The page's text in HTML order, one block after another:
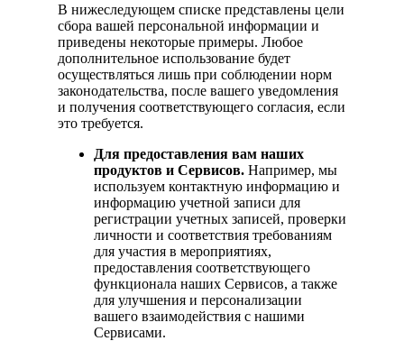
В нижеследующем списке представлены цели
сбора вашей персональной информации и
приведены некоторые примеры. Любое
дополнительное использование будет
осуществляться лишь при соблюдении норм
законодательства, после вашего уведомления
и получения соответствующего согласия, если
это требуется.
Для предоставления вам наших
продуктов и Сервисов. Например, мы
используем контактную информацию и
информацию учетной записи для
регистрации учетных записей, проверки
личности и соответствия требованиям
для участия в мероприятиях,
предоставления соответствующего
функционала наших Сервисов, а также
для улучшения и персонализации
вашего взаимодействия с нашими
Сервисами.